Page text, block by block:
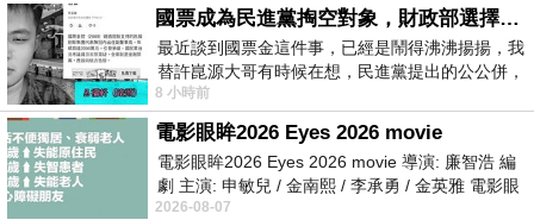
雲深，蓬萊迢遞何日是歸程？
依欄問南雁，可有故鄉音訊？
蜻蜓
無家無國不思歸，落日江邊喜翠微。自在一生皆點水，飄
然隨意高低飛。
國票成為民進黨掏空對象，財政部選擇性失憶
最近談到國票金這件事，已經是鬧得沸沸揚揚，我
替許崑源大哥有時候在想，民進黨提出的公公併，
其實就是想要國庫通黨庫，鬧出最大的醜
8 小時前
電影眼眸2026 Eyes 2026 movie
電影眼眸2026 Eyes 2026 movie 導演: 廉智浩 編
劇 主演: 申敏兒 / 金南熙 / 李承勇 / 金英雅 電影眼
眸2026描述攝影師徐珍因遺
2026-08-07